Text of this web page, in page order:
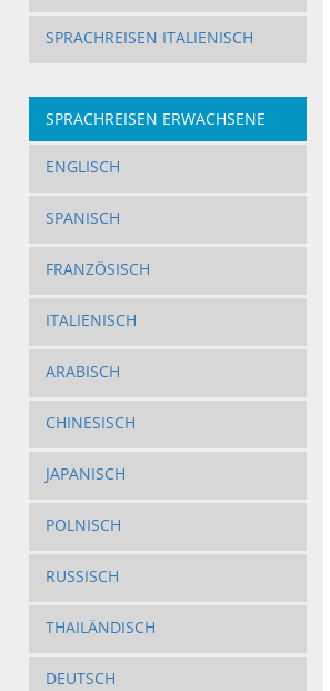
SPRACHREISEN ITALIENISCH
SPRACHREISEN ERWACHSENE
ENGLISCH
SPANISCH
FRANZÖSISCH
ITALIENISCH
ARABISCH
CHINESISCH
JAPANISCH
POLNISCH
RUSSISCH
THAILÄNDISCH
DEUTSCH